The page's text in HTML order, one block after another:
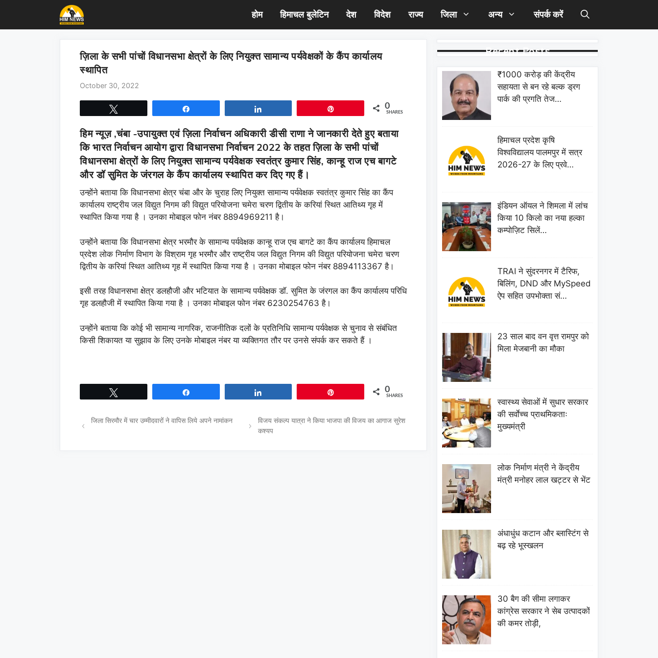
content
होम हिमाचल बुलेटिन देश विदेश राज्य जिला अन्य संपर्क करें
ज़िला के सभी पांचों विधानसभा क्षेत्रों के लिए नियुक्त सामान्य पर्यवेक्षकों के कैंप कार्यालय
स्थापित
October 30, 2022
0
SHARES
हिम न्यूज़ ,चंबा-उपायुक्त एवं ज़िला निर्वाचन अधिकारी डीसी राणा ने जानकारी देते हुए बताया
कि भारत निर्वाचन आयोग द्वारा विधानसभा निर्वाचन 2022 के तहत ज़िला के सभी पांचों
विधानसभा क्षेत्रों के लिए नियुक्त सामान्य पर्यवेक्षक स्वतंत्र कुमार सिंह, कान्हू राज एच बागटे
और डॉ सुमित के जंरगल के कैंप कार्यालय स्थापित कर दिए गए हैं।
उन्होंने बताया कि विधानसभा क्षेत्र चंबा और के चुराह लिए नियुक्त सामान्य पर्यवेक्षक स्वतंत्र कुमार सिंह का कैंप
कार्यालय राष्ट्रीय जल विद्युत निगम की विद्युत परियोजना चमेरा चरण द्वितीय के करियां स्थित आतिथ्य गृह में
स्थापित किया गया है । उनका मोबाइल फोन नंबर 8894969211 है।
उन्होंने बताया कि विधानसभा क्षेत्र भरमौर के सामान्य पर्यवेक्षक कान्हू राज एच बागटे का कैंप कार्यालय हिमाचल
प्रदेश लोक निर्माण विभाग के विश्राम गृह भरमौर और राष्ट्रीय जल विद्युत निगम की विद्युत परियोजना चमेरा चरण
द्वितीय के करियां स्थित आतिथ्य गृह में स्थापित किया गया है । उनका मोबाइल फोन नंबर 8894113367 है।
इसी तरह विधानसभा क्षेत्र डलहौजी और भटियात के सामान्य पर्यवेक्षक डॉ. सुमित के जंरगल का कैंप कार्यालय परिधि
गृह डलहौजी में स्थापित किया गया है । उनका मोबाइल फोन नंबर 6230254763 है।
उन्होंने बताया कि कोई भी सामान्य नागरिक, राजनीतिक दलों के प्रतिनिधि सामान्य पर्यवेक्षक से चुनाव से संबंधित
किसी शिकायत या सुझाव के लिए उनके मोबाइल नंबर या व्यक्तिगत तौर पर उनसे संपर्क कर सकते हैं ।
0
SHARES
जिला सिरमौर में चार उम्मीदवारों ने वापिस लिये अपने नामांकन
विजय संकल्प यात्रा ने किया भाजपा की विजय का आगाज सुरेश
कश्यप
Recent Posts
₹1000 करोड़ की केंद्रीय
सहायता से बन रहे बल्क ड्रग
पार्क की प्रगति तेज…
हिमाचल प्रदेश कृषि
विश्वविद्यालय पालमपुर में सत्र
2026-27 के लिए प्रवे…
इंडियन ऑयल ने शिमला में लांच
किया 10 किलो का नया हल्का
कम्पोज़िट सिलें…
TRAI ने सुंदरनगर में टैरिफ,
बिलिंग, DND और MySpeed
ऐप सहित उपभोक्ता सं…
23 साल बाद वन वृत्त रामपुर को
मिला मेजबानी का मौका
स्वास्थ्य सेवाओं में सुधार सरकार
की सर्वाेच्च प्राथमिकताः
मुख्यमंत्री
लोक निर्माण मंत्री ने केंद्रीय
मंत्री मनोहर लाल खट्टर से भेंट
अंधाधुंध कटान और ब्लास्टिंग से
बढ़ रहे भूस्खलन
30 बैग की सीमा लगाकर
कांग्रेस सरकार ने सेब उत्पादकों
की कमर तोड़ी,